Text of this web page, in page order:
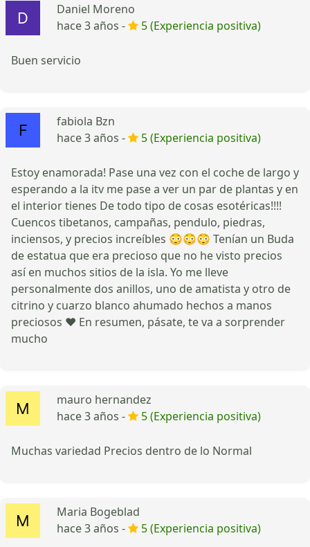
Daniel Moreno
hace 3 años -
5 (Experiencia positiva)
Buen servicio
fabiola Bzn
hace 3 años -
5 (Experiencia positiva)
Estoy enamorada! Pase una vez con el coche de largo y
esperando a la itv me pase a ver un par de plantas y en
el interior tienes De todo tipo de cosas esotéricas!!!!
Cuencos tibetanos, campañas, pendulo, piedras,
inciensos, y precios increíbles 😳😳😳 Tenían un Buda
de estatua que era precioso que no he visto precios
así en muchos sitios de la isla. Yo me lleve
personalmente dos anillos, uno de amatista y otro de
citrino y cuarzo blanco ahumado hechos a manos
preciosos ♥️ En resumen, pásate, te va a sorprender
mucho
mauro hernandez
hace 3 años -
5 (Experiencia positiva)
Muchas variedad Precios dentro de lo Normal
Maria Bogeblad
hace 3 años -
5 (Experiencia positiva)